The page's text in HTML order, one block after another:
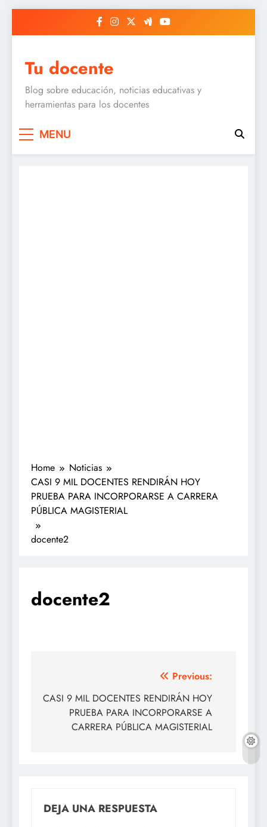
Tu docente
Blog sobre educación, noticias educativas y
herramientas para los docentes
MENU
Home
Noticias
CASI 9 MIL DOCENTES RENDIRÁN HOY
PRUEBA PARA INCORPORARSE A CARRERA
PÚBLICA MAGISTERIAL
docente2
docente2
de
entradas
Previous:
CASI 9 MIL DOCENTES RENDIRÁN HOY
PRUEBA PARA INCORPORARSE A
CARRERA PÚBLICA MAGISTERIAL
DEJA UNA RESPUESTA